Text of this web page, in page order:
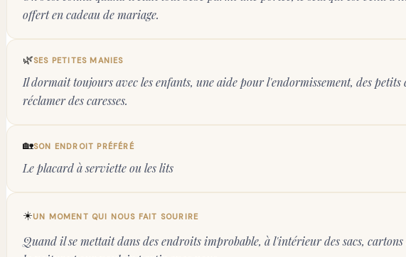
offert en cadeau de mariage.
🌿SES PETITES MANIES
Il dormait toujours avec les enfants, une aide pour l'endormissement, des petits
réclamer des caresses.
🏡SON ENDROIT PRÉFÉRÉ
Le placard à serviette ou les lits
☀️UN MOMENT QUI NOUS FAIT SOURIRE
Quand il se mettait dans des endroits improbable, à l'intérieur des sacs,